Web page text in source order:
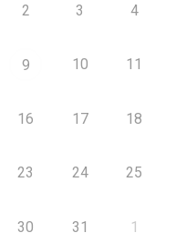
2 3 4
9 10 11
16 17 18
23 24 25
30 31 1